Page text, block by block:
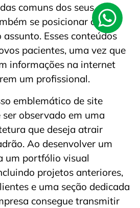
comuns dos seus
se posicionar como
Esses conteúdos
pacientes, uma vez que
informações na internet
um profissional.
emblemático de site
observado em uma
que deseja atrair
Ao desenvolver um
um portfólio visual
projetos anteriores,
e uma seção dedicada
consegue transmitir